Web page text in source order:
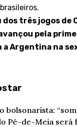
três jogos de
pela
Argentina na
bolsonarista:
Pé-de-Meia será